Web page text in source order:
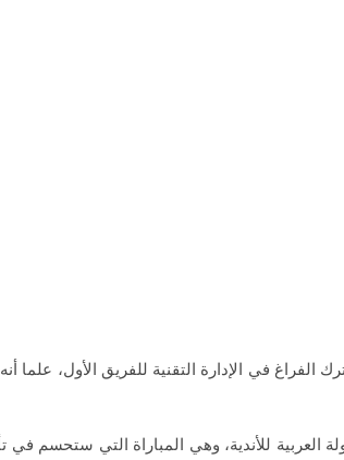
الفراغ في الإدارة التقنية للفريق الأول،
العربية للأندية، وهي المباراة التي ستحسم في